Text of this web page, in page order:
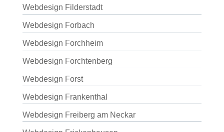
Webdesign Filderstadt
Webdesign Forbach
Webdesign Forchheim
Webdesign Forchtenberg
Webdesign Forst
Webdesign Frankenthal
Webdesign Freiberg am Neckar